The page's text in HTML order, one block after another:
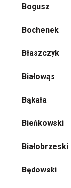
Bogusz
Bochenek
Błaszczyk
Białowąs
Bąkała
Bieńkowski
Białobrzeski
Będowski